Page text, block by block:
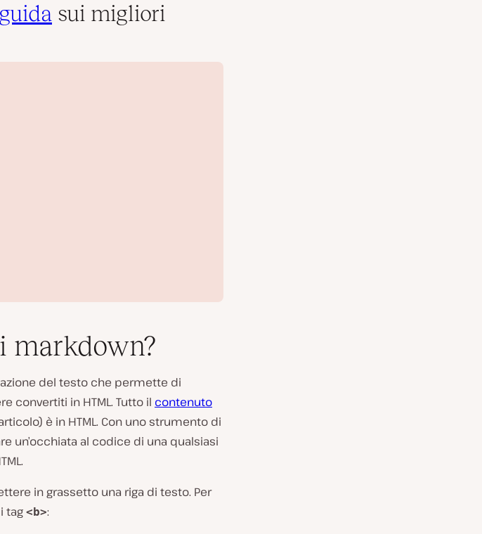
sui migliori
c
markdown?
del testo che permette di
convertiti in HTML. Tutto il contenuto
è in HTML. Con uno strumento di
un’occhiata al codice di una qualsiasi
in grassetto una riga di testo. Per
tag <b>: